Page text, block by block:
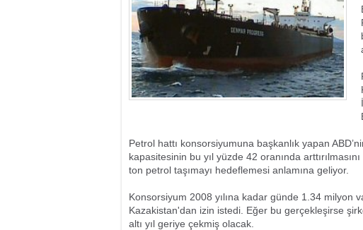
Petrol hattı konsorsiyumuna başkanlık yapan
kapasitesinin bu yıl yüzde 42 oranında
ton petrol taşımayı hedeflemesi anlamına geliyor.
Konsorsiyum 2008 yılına kadar günde 1.34 milyon
Kazakistan'dan izin istedi. Eğer bu gerçekleşirse
altı yıl geriye çekmiş olacak.